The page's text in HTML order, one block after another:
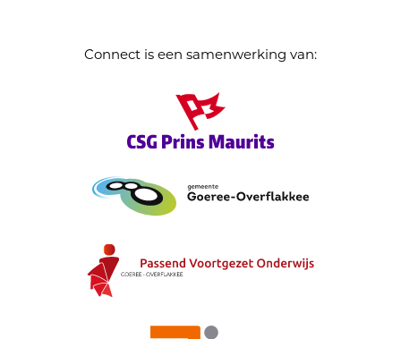
Connect is een samenwerking van: